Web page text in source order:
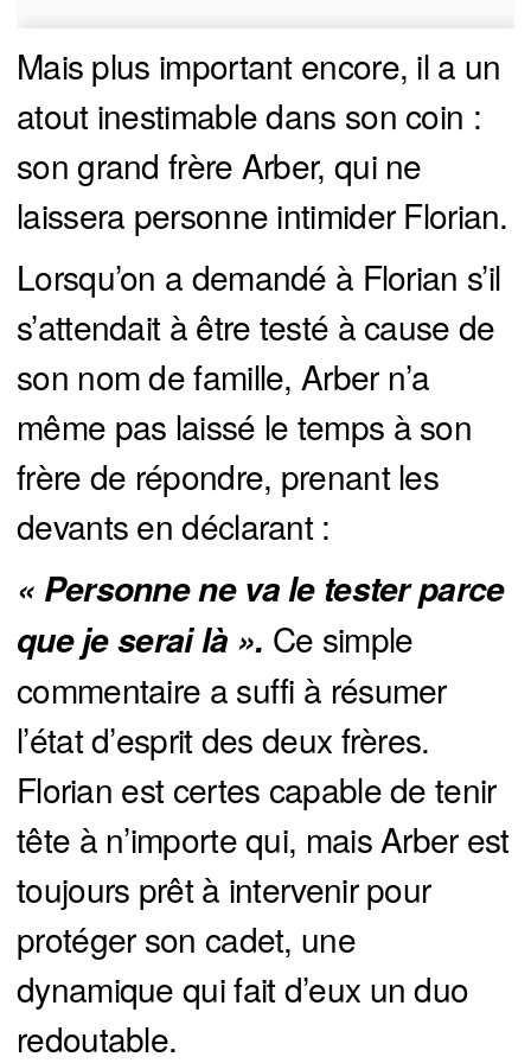
Mais plus important encore, il a un
atout inestimable dans son coin :
son grand frère Arber, qui ne
laissera personne intimider Florian.
Lorsqu’on a demandé à Florian s’il
s’attendait à être testé à cause de
son nom de famille, Arber n’a
même pas laissé le temps à son
frère de répondre, prenant les
devants en déclarant :
« Personne ne va le tester parce
que je serai là ». Ce simple
commentaire a suffi à résumer
l’état d’esprit des deux frères.
Florian est certes capable de tenir
tête à n’importe qui, mais Arber est
toujours prêt à intervenir pour
protéger son cadet, une
dynamique qui fait d’eux un duo
redoutable.